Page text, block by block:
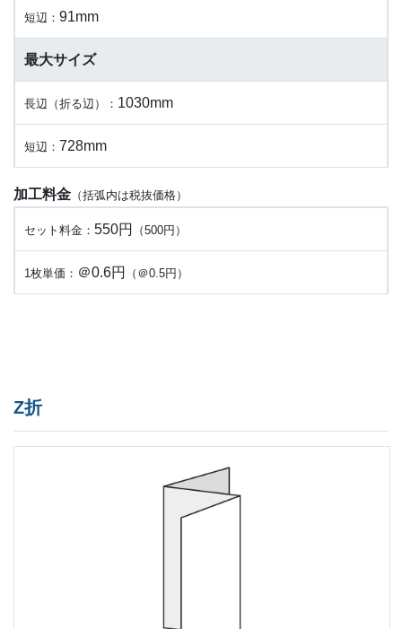
短辺： 91mm
最大サイズ
長辺（折る辺）： 1030mm
短辺： 728mm
加工料金 （括弧内は税抜価格）
セット料金： 550円 （500円）
1枚単価： ＠0.6円 （＠0.5円）
Z折